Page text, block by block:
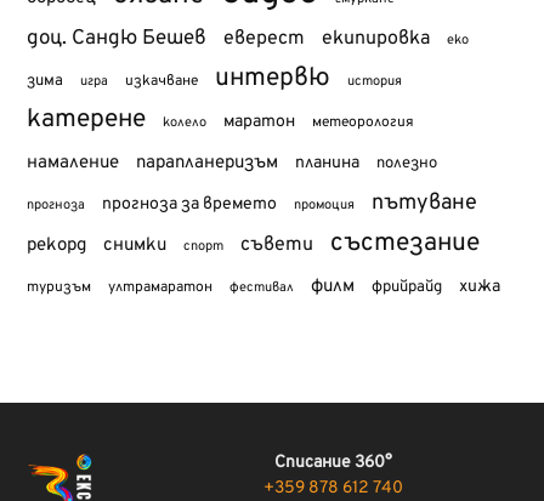
доц. Сандю Бешев еверест екипировка еко
зима игра изкачване интервю история
катерене колело маратон метеорология
намаление парапланеризъм планина полезно
прогноза прогноза за времето промоция пътуване
рекорд снимки спорт съвети състезание
туризъм ултрамаратон фестивал филм фрийрайд хижа
Списание 360°
+359 878 612 740